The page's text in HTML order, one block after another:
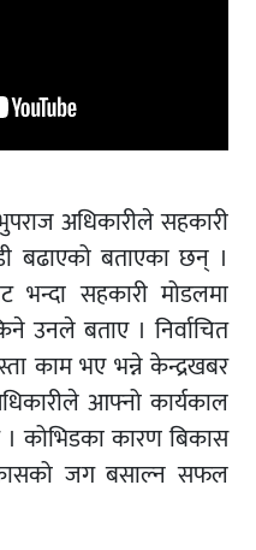
अधिकारीले सहकारी
बढाएको बताएका छन् ।
भन्दा सहकारी मोडलमा
उनले बताए । निर्वाचित
काम भए भन्ने केन्द्रखबर
आफ्नो कार्यकाल
कोभिडका कारण बिकास
जग बसाल्न सफल